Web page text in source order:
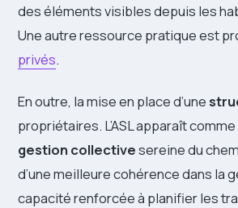
des éléments visibles depuis les
Une autre ressource pratique est
privés.
En outre, la mise en place d’une
propriétaires. L’ASL apparaît
gestion collectivesereine du
d’une meilleure cohérence dans la
capacité renforcée à planifier les